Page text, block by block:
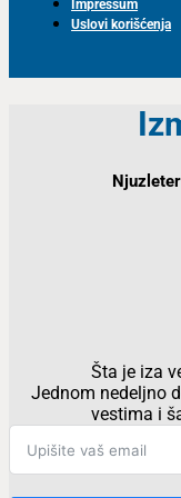
Impressum
Uslovi korišćenja
Šta je iza
Jednom nedeljno
vestima i